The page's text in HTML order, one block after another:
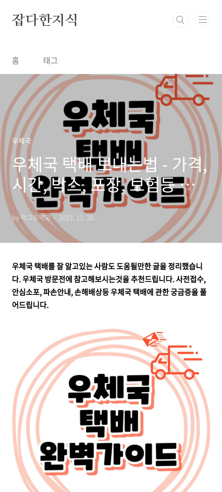
잡다한지식
홈 태그
우체국
우체국 택배 보내는법 - 가격,
시간, 박스, 포장, 보험등 총정
리
by 먹고또먹고 2023. 11. 20.
우체국 택배를 잘 알고있는 사람도 도움될만한 글을 정리했습니
다. 우체국 방문전에 참고해보시는것을 추천드립니다.사전접수,
안심소포, 파손안내, 손해배상등 우체국 택배에 관한 궁금증을 풀
어드립니다.